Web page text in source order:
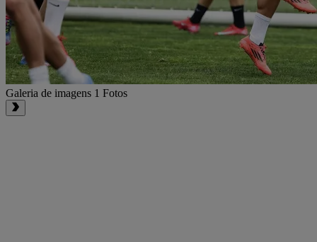
Galeria de imagens 1 Fotos